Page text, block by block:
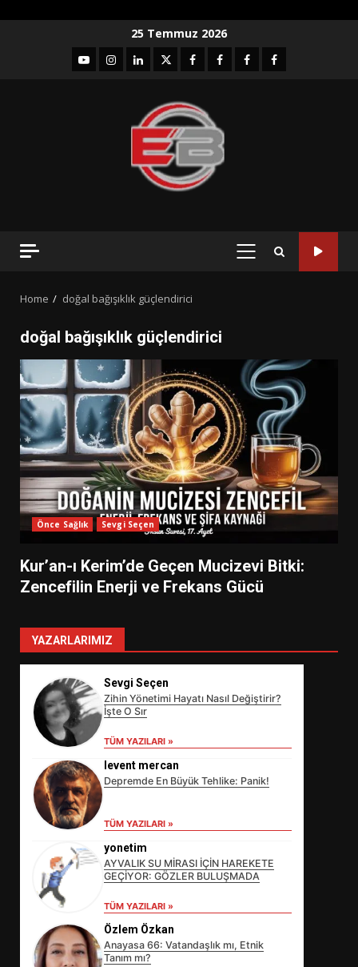
25 Temmuz 2026
YouTubeInstagram
LinkedIntwitterfacebook-Facebook-
Facebook-Facebook-
PRIMARY
Home doğal bağışıklık güçlendirici
doğal bağışıklık güçlendirici
Önce Sağlık Sevgi Seçen
Kur’an-ı Kerim’de Geçen Mucizevi Bitki:
Zencefilin Enerji ve Frekans Gücü
YAZARLARIMIZ
Sevgi Seçen
Zihin Yönetimi Hayatı Nasıl Değiştirir?
İşte O Sır
TÜM YAZILARI »
levent mercan
Depremde En Büyük Tehlike: Panik!
TÜM YAZILARI »
yonetim
AYVALIK SU MİRASI İÇİN HAREKETE
GEÇİYOR: GÖZLER BULUŞMADA
TÜM YAZILARI »
Özlem Özkan
Anayasa 66: Vatandaşlık mı, Etnik
Tanım mı?
3
SÜRDÜRÜLEBİLİRLİKTE NE
DEĞİŞECEK?